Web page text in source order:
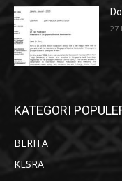
27
KATEGORI
BERITA
KESRA